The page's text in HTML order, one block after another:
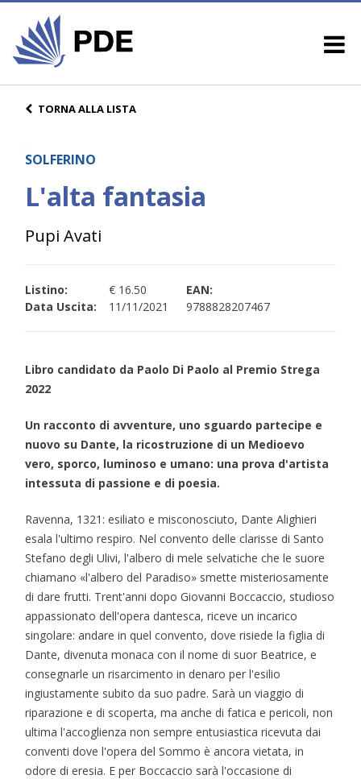
TORNA ALLA LISTA
SOLFERINO
L'alta fantasia
Pupi Avati
Listino:
€ 16.50
Data Uscita:
11/11/2021
EAN:
9788828207467
Libro candidato da Paolo Di Paolo al Premio Strega
2022
Un racconto di avventure, uno sguardo partecipe e
nuovo su Dante, la ricostruzione di un Medioevo
vero, sporco, luminoso e umano: una prova d'artista
intessuta di passione e di poesia.
Ravenna, 1321: esiliato e misconosciuto, Dante Alighieri
esala l'ultimo respiro. Nel convento delle clarisse di Santo
Stefano degli Ulivi, l'albero di mele selvatiche che le suore
chiamano «l'albero del Paradiso» smette misteriosamente
di dare frutti. Trent'anni dopo Giovanni Boccaccio, studioso
appassionato dell'opera dantesca, riceve un incarico
singolare: andare in quel convento, dove risiede la figlia di
Dante, divenuta monaca con il nome di suor Beatrice, e
consegnarle un risarcimento in denaro per l'esilio
ingiustamente subito da suo padre. Sarà un viaggio di
riparazione e di scoperta, ma anche di fatica e pericoli, non
ultima l'accoglienza non sempre entusiastica ricevuta dai
conventi dove l'opera del Sommo è ancora vietata, in
odore di eresia. E per Boccaccio sarà l'occasione di